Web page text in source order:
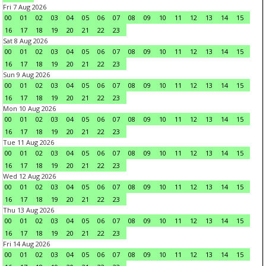
Fri 7 Aug 2026
00
01 02 03 04 05 06 07 08 09 10 11 12 13 14
15
16
17 18 19 20 21 22
23
Sat 8 Aug 2026
00
01 02 03 04 05 06 07 08 09 10 11 12 13 14
15
16
17 18 19 20 21 22
23
Sun 9 Aug 2026
00
01 02 03 04 05 06 07 08 09 10 11 12 13 14
15
16
17 18 19 20 21 22
23
Mon 10 Aug 2026
00
01 02 03 04 05 06 07 08 09 10 11 12 13 14
15
16
17 18 19 20 21 22
23
Tue 11 Aug 2026
00
01 02 03 04 05 06 07 08 09 10 11 12 13 14
15
16
17 18 19 20 21 22
23
Wed 12 Aug 2026
00
01 02 03 04 05 06 07 08 09 10 11 12 13 14
15
16
17 18 19 20 21 22
23
Thu 13 Aug 2026
00
01 02 03 04 05 06 07 08 09 10 11 12 13 14
15
16
17 18 19 20 21 22
23
Fri 14 Aug 2026
00
01 02 03 04 05 06 07 08 09 10 11 12 13 14
15